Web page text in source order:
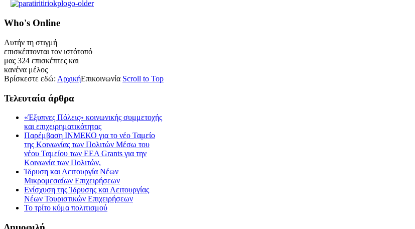
Who's Online
Αυτήν τη στιγμή
επισκέπτονται τον ιστότοπό
μας 324 επισκέπτες και
κανένα μέλος
Βρίσκεστε εδώ: ΑρχικήΕπικοινωνία Scroll to Top
Τελευταία άρθρα
«Έξυπνες Πόλεις» κοινωνικής συμμετοχής
και επιχειρηματικότητας
Παρέμβαση ΙΝΜΕΚΟ για το νέο Ταμείο
της Κοινωνίας των Πολιτών Μέσω του
νέου Ταμείου των ΕΕΑ Grants για την
Κοινωνία των Πολιτών,
Ίδρυση και Λειτουργία Νέων
Μικρομεσαίων Επιχειρήσεων
Ενίσχυση της Ίδρυσης και Λειτουργίας
Νέων Τουριστικών Επιχειρήσεων
Το τρίτο κύμα πολιτισμού